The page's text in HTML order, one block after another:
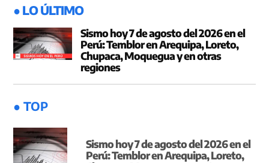
● LO ÚLTIMO
Sismo hoy 7 de agosto del 2026 en el
Perú: Temblor en Arequipa, Loreto,
Chupaca, Moquegua y en otras
regiones
● TOP
Sismo hoy 7 de agosto del 2026 en el
Perú: Temblor en Arequipa, Loreto,